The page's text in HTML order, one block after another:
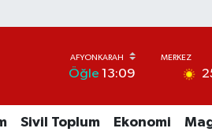
Öğle 13:09
Sivil Toplum Ekonomi